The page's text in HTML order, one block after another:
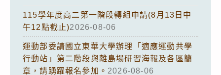
115學年度高二第一階段轉組申請(8月13日中
午12點截止)2026-08-06
運動部委請國立東華大學辦理「適應運動共學
行動站」第二階段與離島場研習海報及各區簡
章，請踴躍報名參加。 2026-08-06